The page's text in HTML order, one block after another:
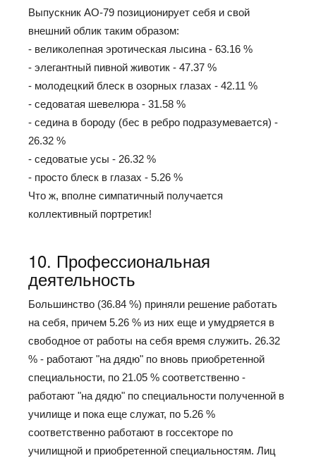
Выпускник АО-79 позиционирует себя и свой
внешний облик таким образом:
- великолепная эротическая лысина - 63.16 %
- элегантный пивной животик - 47.37 %
- молодецкий блеск в озорных глазах - 42.11 %
- седоватая шевелюра - 31.58 %
- седина в бороду (бес в ребро подразумевается) -
26.32 %
- седоватые усы - 26.32 %
- просто блеск в глазах - 5.26 %
Что ж, вполне симпатичный получается
коллективный портретик!
10. Профессиональная
деятельность
Большинство (36.84 %) приняли решение работать
на себя, причем 5.26 % из них еще и умудряется в
свободное от работы на себя время служить. 26.32
% - работают "на дядю" по вновь приобретенной
специальности, по 21.05 % соответственно -
работают "на дядю" по специальности полученной в
училище и пока еще служат, по 5.26 %
соответственно работают в госсекторе по
училищной и приобретенной специальностям. Лиц